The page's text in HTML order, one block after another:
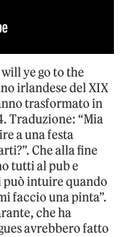
will ye go to the
irlandese del XIX
trasformato in
Traduzione: “Mia
a una festa
Che alla fine
tutti al pub e
può intuire quando
faccio una pinta”.
che ha
avrebbero fatto